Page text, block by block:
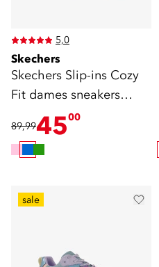
5,0
Skechers
Skechers Slip-ins Cozy
Fit dames sneakers
blauw wit
89,994500
sale